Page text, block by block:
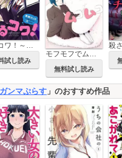
ゆるコワ！～無敵のJKが心霊スポットに凸しまくる～ 【連載版】
試し読み
モフモフでムコムコ
無料試し読み
ンマぷらす 」のおすすめ作品